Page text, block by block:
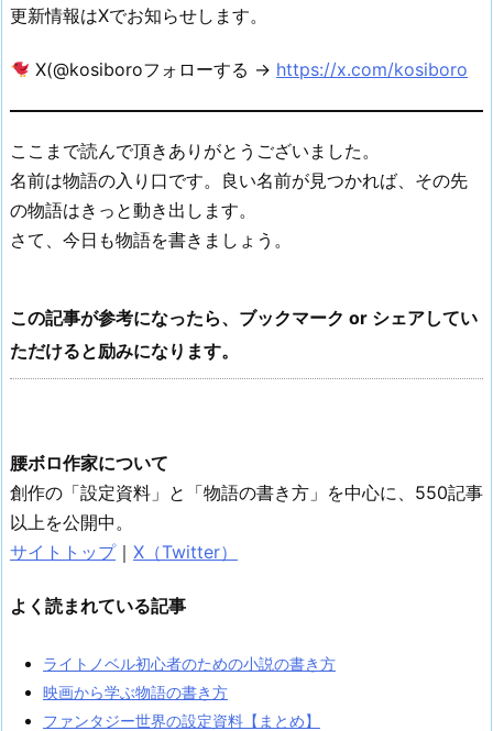
更新情報はXでお知らせします。
X(@kosiboroフォローする → https://x.com/kosiboro
ここまで読んで頂きありがとうございました。
名前は物語の入り口です。良い名前が見つかれば、その先
の物語はきっと動き出します。
さて、今日も物語を書きましょう。
この記事が参考になったら、ブックマーク or シェアしてい
ただけると励みになります。
腰ボロ作家について
創作の「設定資料」と「物語の書き方」を中心に、550記事
以上を公開中。
サイトトップ｜ X（Twitter）
よく読まれている記事
ライトノベル初心者のための小説の書き方
映画から学ぶ物語の書き方
ファンタジー世界の設定資料【まとめ】